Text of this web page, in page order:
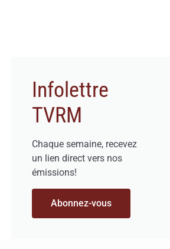
Infolettre
TVRM
Chaque semaine, recevez
un lien direct vers nos
émissions!
Abonnez-vous